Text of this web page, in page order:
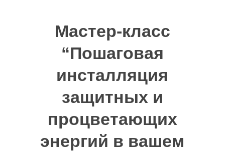
Мастер-класс
“Пошаговая
инсталляция
защитных и
процветающих
энергий в вашем